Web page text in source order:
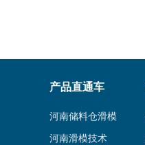
产品直通车
河南储料仓滑模
河南滑模技术